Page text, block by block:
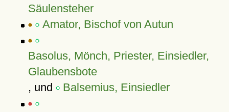
Säulensteher
Amator, Bischof von Autun
Basolus, Mönch, Priester, Einsiedler,
Glaubensbote
, und
Balsemius, Einsiedler